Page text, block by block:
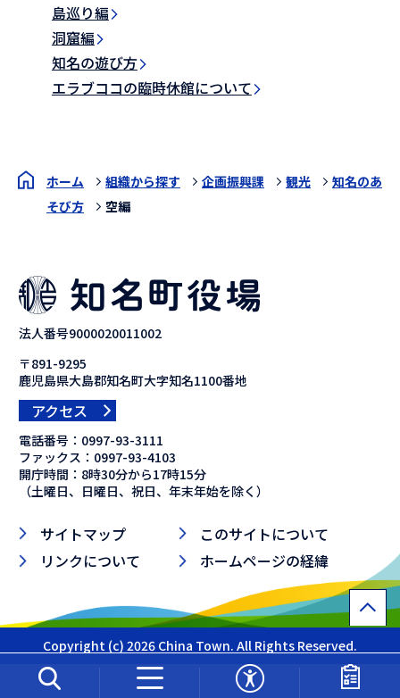
島巡り編
洞窟編
知名の遊び方
エラブココの臨時休館について
ホーム 組織から探す 企画振興課 観光
知名のあ
そび方
空編
法人番号9000020011002
〒891-9295
鹿児島県大島郡知名町大字知名1100番地
アクセス
電話番号： 0997-93-3111
ファックス： 0997-93-4103
開庁時間：8時30分から17時15分
（土曜日、日曜日、祝日、年末年始を除く）
サイトマップ
このサイトについて
リンクについて
ホームページの経緯
Copyright (c) 2026 China Town. All Rights Reserved.